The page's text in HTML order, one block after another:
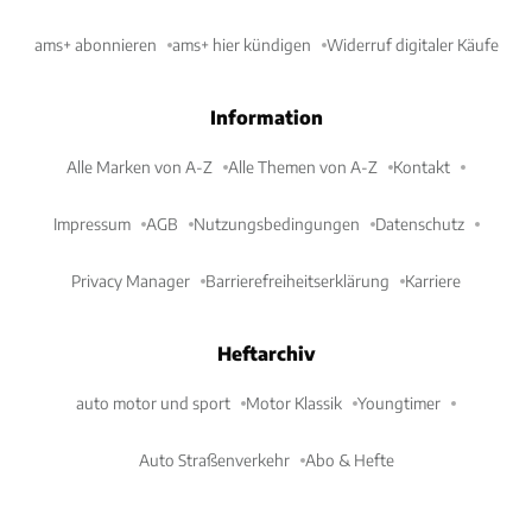
ams+ abonnieren ams+ hier kündigen Widerruf digitaler Käufe
Information
Alle Marken von A-Z Alle Themen von A-Z Kontakt
Impressum AGB Nutzungsbedingungen Datenschutz
Privacy Manager Barrierefreiheitserklärung Karriere
Heftarchiv
auto motor und sport Motor Klassik Youngtimer
Auto Straßenverkehr Abo & Hefte